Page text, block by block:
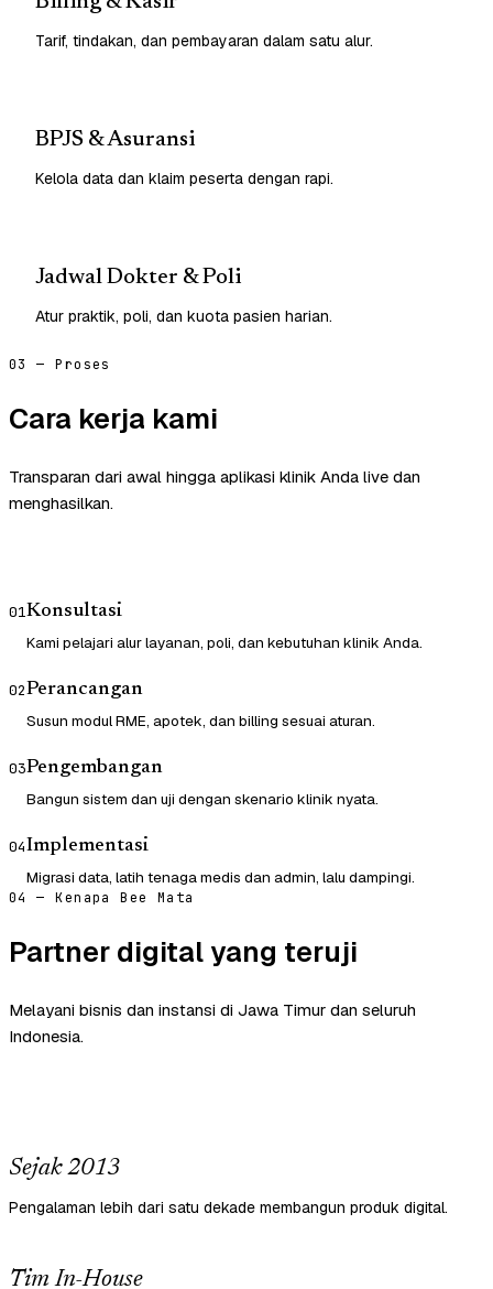
Tarif, tindakan, dan pembayaran dalam satu alur.
BPJS & Asuransi
Kelola data dan klaim peserta dengan rapi.
Jadwal Dokter & Poli
Atur praktik, poli, dan kuota pasien harian.
03 — Proses
Cara kerja kami
Transparan dari awal hingga aplikasi klinik Anda live dan
menghasilkan.
01Konsultasi
Kami pelajari alur layanan, poli, dan kebutuhan klinik Anda.
02Perancangan
Susun modul RME, apotek, dan billing sesuai aturan.
03Pengembangan
Bangun sistem dan uji dengan skenario klinik nyata.
04Implementasi
Migrasi data, latih tenaga medis dan admin, lalu dampingi.
04 — Kenapa Bee Mata
Partner digital yang teruji
Melayani bisnis dan instansi di Jawa Timur dan seluruh
Indonesia.
Sejak 2013
Pengalaman lebih dari satu dekade membangun produk digital.
Tim In-House